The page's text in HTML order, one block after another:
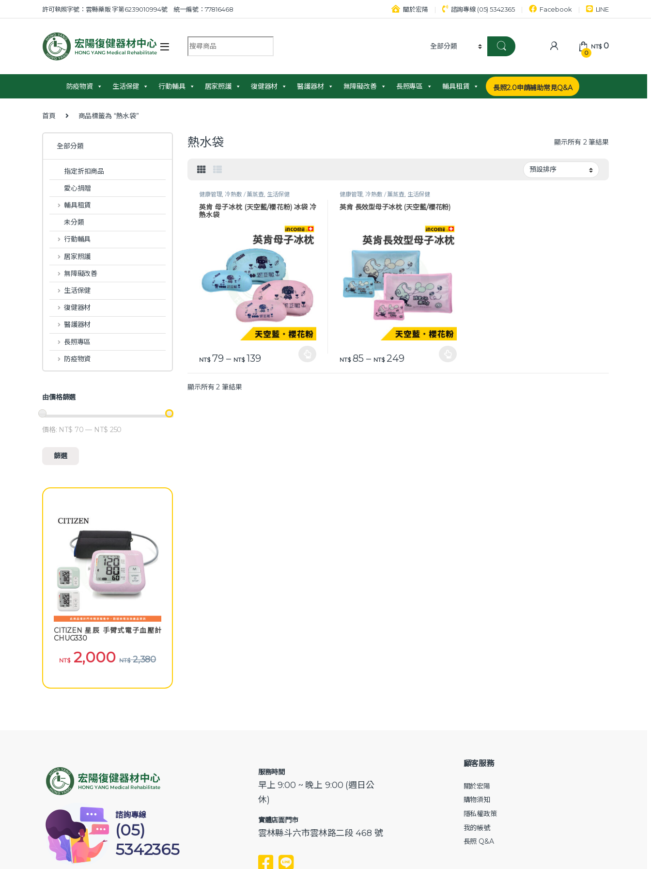
Skip to navigation
Skip to content許可執照字號：雲縣藥販 字第6239010994號 統一編號：77816468 關於宏陽 諮詢專線 (05) 5342365 Facebook LINE
搜尋商品：
0
NT$0
防疫物資 生活保健 行動輔具 居家照護 復健器材 醫護器材 無障礙改善 長照專區 輔具租賃 長照2.0申請補助常見Q&A
首頁 商品標籤為 “熱水袋”
熱水袋 顯示所有 2 筆結果
健康管理, 冷熱敷 / 薰蒸壺, 生活保健
英肯 母子冰枕 (天空藍/櫻花粉) 冰袋 冷
熱水袋
NT$79 – NT$139價格範圍：NT$ 79 到 NT$ 139
此產品有多種款式。 可在產品頁面選擇選項
健康管理, 冷熱敷 / 薰蒸壺, 生活保健
英肯 長效型母子冰枕 (天空藍/櫻花粉)
NT$85 – NT$249價格範圍：NT$ 85 到 NT$ 249
此產品有多種款式。 可在產品頁面選擇選項
顯示所有 2 筆結果
全部分類
指定折扣商品
愛心捐贈
輔具租賃
未分類
行動輔具
居家照護
無障礙改善
生活保健
復健器材
醫護器材
長照專區
防疫物資
由價格篩選
最低價格
最高價格
篩選
價格: NT$ 70 — NT$ 250
CITIZEN 星辰 手臂式電子血壓計
CHUG330
NT$2,000 NT$2,380
諮詢專線
(05)
5342365
服務時間
早上 9:00 ~ 晚上 9:00 (週日公
休)
實體店面門市
雲林縣斗六市雲林路二段 468 號
顧客服務
關於宏陽
購物須知
隱私權政策
我的帳號
長照 Q&A